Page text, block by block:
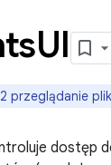
UI
przeglądanie
dostęp